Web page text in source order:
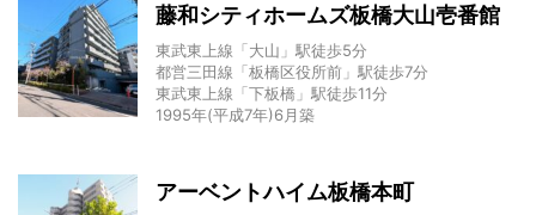
藤和シティホームズ板橋大山壱番館
東武東上線「大山」駅徒歩5分
都営三田線「板橋区役所前」駅徒歩7分
東武東上線「下板橋」駅徒歩11分
1995年(平成7年)6月築
アーベントハイム板橋本町